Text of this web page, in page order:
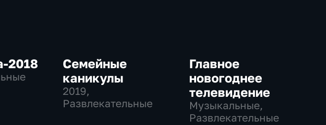
2018
Семейные
каникулы
2019,
Развлекательные
Главное
новогоднее
телевидение
Музыкальные,
Развлекательные